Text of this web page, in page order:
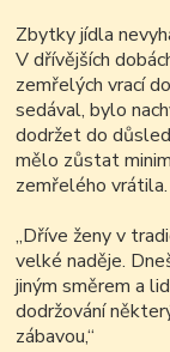
Zbytky jídla
V dřívějších
zemřelých vrací
sedával, bylo
dodržet do
mělo zůstat
zemřelého vrátila.
„Dříve ženy v
velké naděje.
jiným směrem a
dodržování
zábavou,“